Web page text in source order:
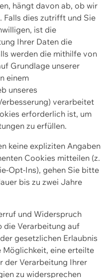
hängt davon ab, ob wir
Falls dies zutrifft und Sie
ist die
Ihrer Daten die
werden die mithilfe von
Grundlage unserer
einem
unseres
verarbeitet
erforderlich ist, um
zu erfüllen.
keine expliziten Angaben
Cookies mitteilen (z.
Opt-Ins), gehen Sie bitte
bis zu zwei Jahre
und Widerspruch
die Verarbeitung auf
gesetzlichen Erlaubnis
eine erteilte
der Verarbeitung Ihrer
zu widersprechen